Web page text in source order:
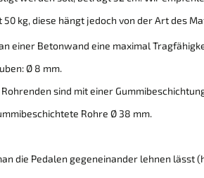
kg, diese hängt jedoch von der Art des
einer Betonwand eine maximal
Ø 8 mm.
sind mit einer
Rohre Ø 38 mm.
die Pedalen gegeneinander lehnen lässt